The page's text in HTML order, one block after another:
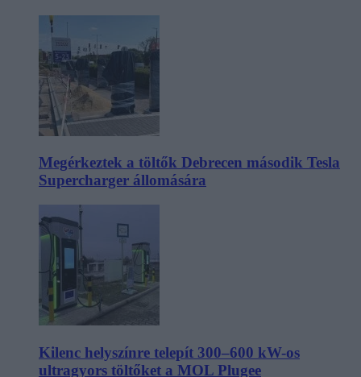
Megérkeztek a töltők Debrecen második Tesla
Supercharger állomására
Kilenc helyszínre telepít 300–600 kW-os
ultragyors töltőket a MOL Plugee